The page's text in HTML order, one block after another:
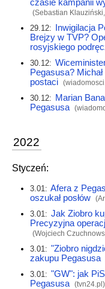
czasie kampanii
(Sebastian Klauziński,
29.12:
Inwigilacja
Brejzy w TVP?
rosyjskiego
30.12:
Pegasusa?
postaci (
30.12: Marian
Pegasusa (
2022
Styczeń:
3.01: Afera z
oszukał posłów
3.01: Jak Ziobro
Precyzyjna
(Wojciech
3.01: "Ziobro
zakupu Pegasusa
3.01: "GW": jak
Pegasusa (tvn24.pl)